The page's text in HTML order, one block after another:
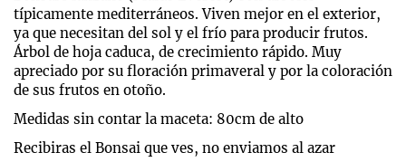
típicamente mediterráneos. Viven mejor en el exterior,
ya que necesitan del sol y el frío para producir frutos.
Árbol de hoja caduca, de crecimiento rápido. Muy
apreciado por su floración primaveral y por la coloración
de sus frutos en otoño.
Medidas sin contar la maceta: 80cm de alto
Recibiras el Bonsai que ves, no enviamos al azar